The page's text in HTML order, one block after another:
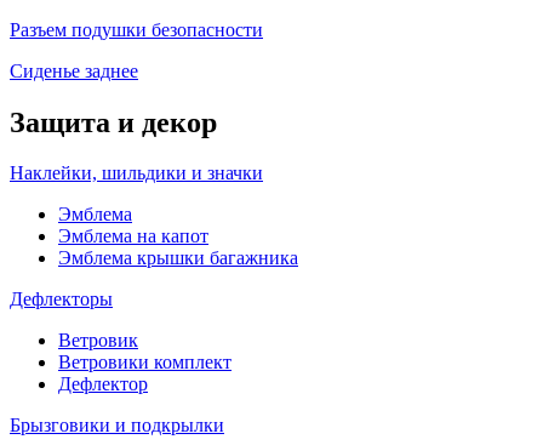
Разъем подушки безопасности
Сиденье заднее
Защита и декор
Наклейки, шильдики и значки
Эмблема
Эмблема на капот
Эмблема крышки багажника
Дефлекторы
Ветровик
Ветровики комплект
Дефлектор
Брызговики и подкрылки